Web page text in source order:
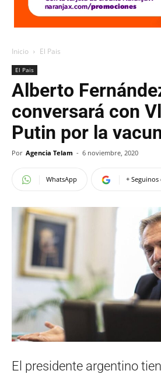
Inicio El Pais
El Pais
Alberto
conversará con
Putin por la
Por Agencia Telam - 6 noviembre, 2020
WhatsApp +
El presidente argentino